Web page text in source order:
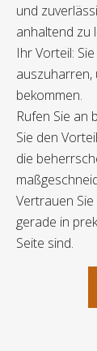
und
anhaltend zu
Ihr Vorteil:
auszuharren,
bekommen.
Rufen Sie an
Sie den
die
Vertrauen
gerade in
Seite sind.